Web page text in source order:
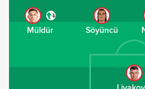
Söyüncü
Müldür